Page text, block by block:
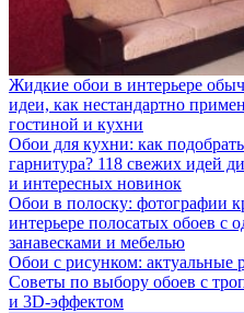
Жидкие обои в интерьере
идеи, как нестандартно
гостиной и кухни
Обои для кухни: как
гарнитура? 118 свежих идей
и интересных новинок
Обои в полоску: фотографии
интерьере полосатых обоев с
занавесками и мебелью
Обои с рисунком: актуальные
Советы по выбору обоев с
и 3D-эффектом